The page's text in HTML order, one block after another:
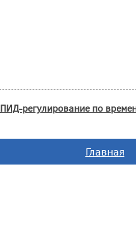
ПИД-регулирование по
Главная